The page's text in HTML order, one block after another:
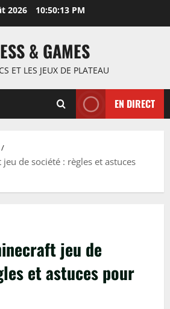
2026 10:50:14 PM
& GAMES
ET LES JEUX DE PLATEAU
EN DIRECT
de société : règles et astuces
jeu de
et astuces pour